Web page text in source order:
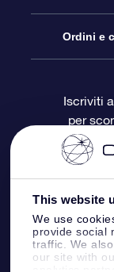
This website
We use
provide social
traffic. We
our site with
Blog
OSR
Pacchetto
Gift Card
Doni
Registro
Star
One
OSR
App VR
Ordini e
Politica di
Iscriviti
per